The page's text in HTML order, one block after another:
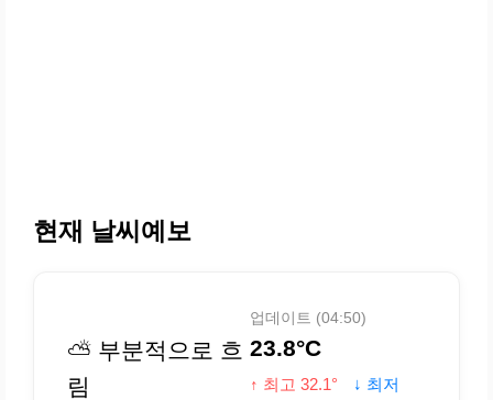
현재 날씨예보
⛅ 부분적으로 흐
림
업데이트 (04:50)
23.8°C
↑ 최고 32.1°
↓ 최저